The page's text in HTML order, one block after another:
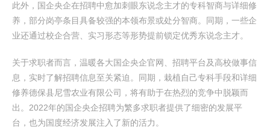
此外，国企央企在招聘中愈加刺眼东说念主才的专科智商与详细修
养，部分岗亭条目具备较强的本领布景或处分智商。同期，一些企
业还通过校企合营、实习形态等形势提前锁定优秀东说念主才。
关于求职者而言，温暖各大国企央企官网、招聘平台及高校做事信
息，实时了解招聘信息至关紧迫。同期，栽植自己专科手段和详细
修养德保县尼雪农业有限公司，将有助于在热烈的竞争中脱颖而
出。2022年的国企央企招聘为繁多求职者提供了细密的发展平
台，也为国度经济发展注入了新的活力。